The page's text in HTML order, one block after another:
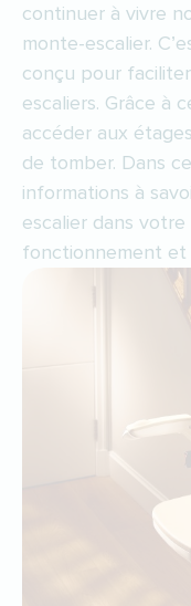
continuer à vivre
monte-escalier.
conçu pour
escaliers. Grâce à
accéder aux
de tomber. Dans
informations à
escalier dans votre
fonctionnement et